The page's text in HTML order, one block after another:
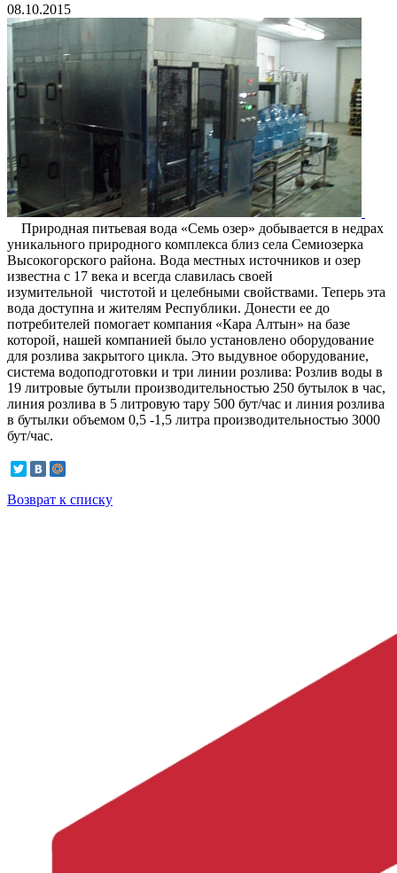
08.10.2015
Природная питьевая вода «Семь озер» добывается в недрах
уникального природного комплекса близ села Семиозерка
Высокогорского района. Вода местных источников и озер
известна с 17 века и всегда славилась своей
изумительной чистотой и целебными свойствами. Теперь эта
вода доступна и жителям Республики. Донести ее до
потребителей помогает компания «Кара Алтын» на базе
которой, нашей компанией было установлено оборудование
для розлива закрытого цикла. Это выдувное оборудование,
система водоподготовки и три линии розлива: Розлив воды в
19 литровые бутыли производительностью 250 бутылок в час,
линия розлива в 5 литровую тару 500 бут/час и линия розлива
в бутылки объемом 0,5 -1,5 литра производительностью 3000
бут/час.
Возврат к списку